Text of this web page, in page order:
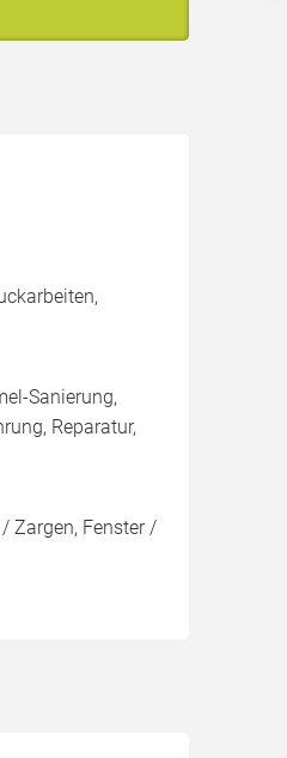
Sanierung,
Reparatur,
Zargen, Fenster /